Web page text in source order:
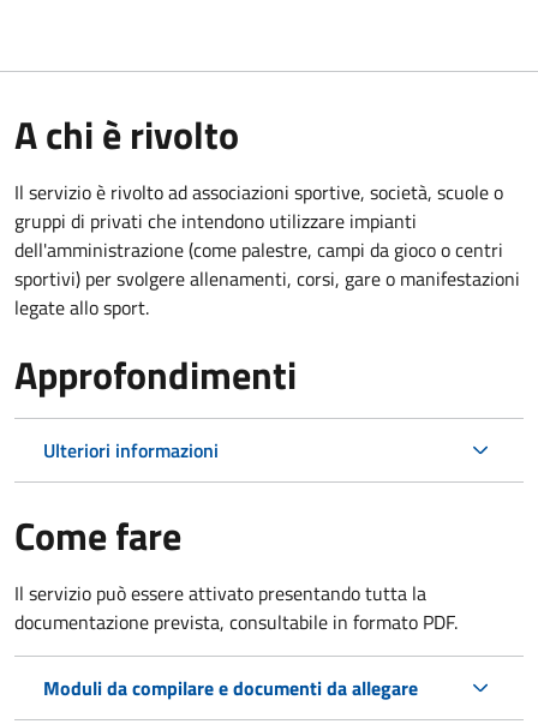
A chi è rivolto
Il servizio è rivolto ad associazioni sportive, società, scuole o
gruppi di privati che intendono utilizzare impianti
dell'amministrazione (come palestre, campi da gioco o centri
sportivi) per svolgere allenamenti, corsi, gare o manifestazioni
legate allo sport.
Approfondimenti
Ulteriori informazioni
Come fare
Il servizio può essere attivato presentando tutta la
documentazione prevista, consultabile in formato PDF.
Moduli da compilare e documenti da allegare